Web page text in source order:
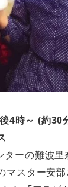
4時～ (約30
ターの難波
マスター安